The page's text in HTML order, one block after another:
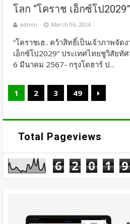
โลก “โคราช เอ็กซ์โป2029”
admin March 06, 2024
“โคราชเฮ.. คว้าสิทธิ์เป็นเจ้าภาพจัด
เอ็กซ์โป2029” ประเทศไทยชูวิสัยทั
6 มีนาคม 2567- กรุงโดฮาร์ ป...
1 2 3 49
Total Pageviews
6 2 0 1 9